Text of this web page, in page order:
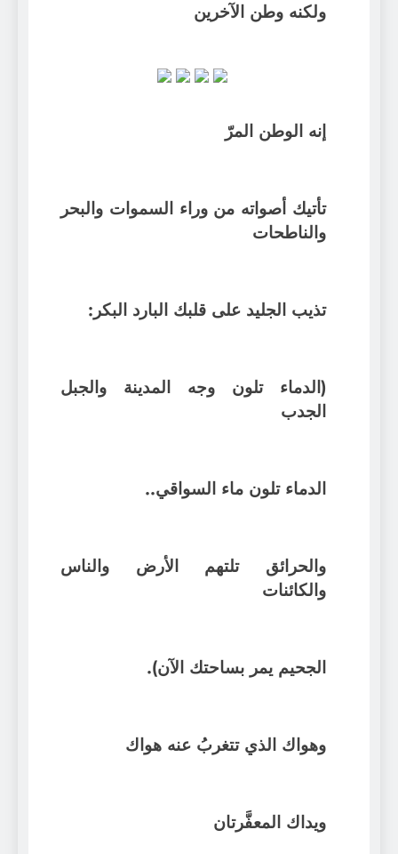
ولكنه وطن الآخرين
إنه الوطن المرّ
تأتيك أصواته من وراء السموات والبحر
والناطحات
تذيب الجليد على قلبك البارد البكر:
(الدماء تلون وجه المدينة والجبل
الجدب
الدماء تلون ماء السواقي..
والحرائق تلتهم الأرض والناس
والكائنات
الجحيم يمر بساحتك الآن).
وهواك الذي تتغربُ عنه هواك
ويداك المعفَّرتان